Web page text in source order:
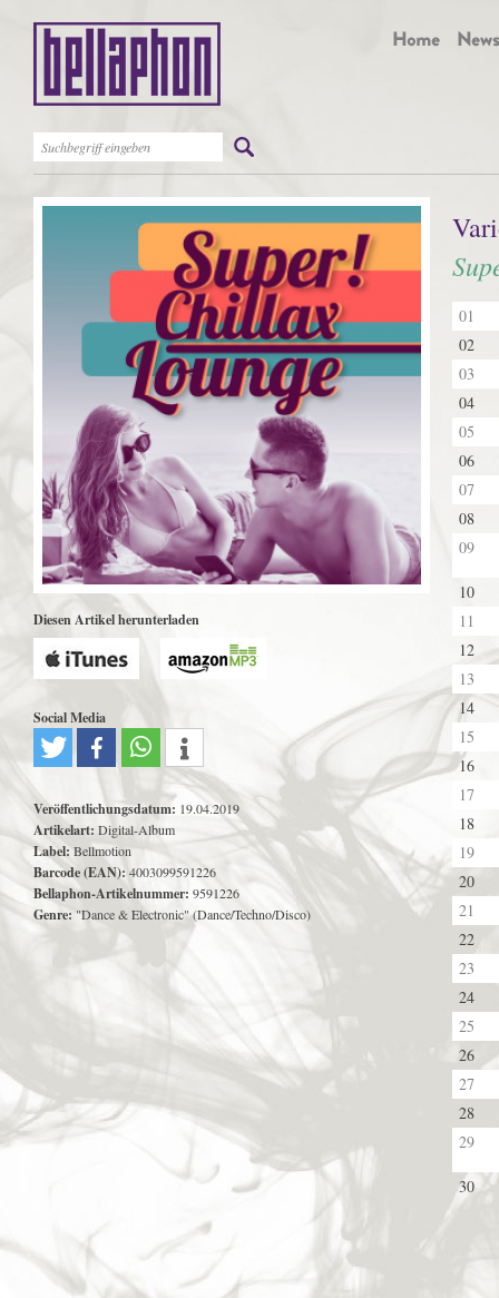
Diesen Artikel herunterladen
Social Media
Veröffentlichungsdatum: 19.04.2019
Artikelart: Digital-Album
Label: Bellmotion
Barcode (EAN): 4003099591226
Bellaphon-Artikelnummer: 9591226
Genre: "Dance & Electronic" (Dance/Techno/Disco)
01
02
03
04
05
06
07
08
09
10
11
12
13
14
15
16
17
18
19
20
21
22
23
24
25
26
27
28
29
30